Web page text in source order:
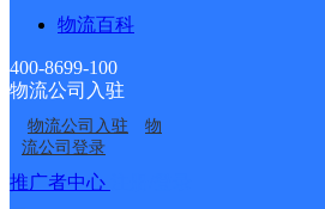
物流百科
400-8699-100
物流公司入驻
物流公司入驻
物
流公司登录
推广者中心
中通快递
市场
派送范围:黄山